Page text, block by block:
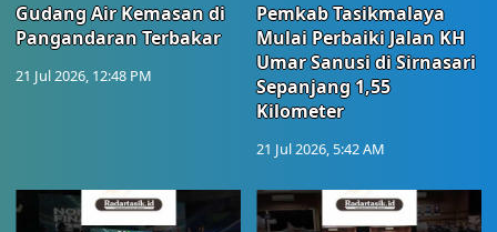
Gudang Air Kemasan di
Pangandaran Terbakar
21 Jul 2026, 12:48 PM
Pemkab Tasikmalaya
Mulai Perbaiki Jalan KH
Umar Sanusi di Sirnasari
Sepanjang 1,55
Kilometer
21 Jul 2026, 5:42 AM